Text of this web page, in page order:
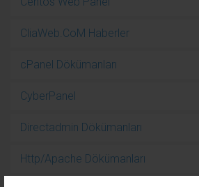
CliaWeb.CoM Haberler
cPanel Dökümanları
CyberPanel
Directadmin Dökümanları
Http/Apache Dökümanları